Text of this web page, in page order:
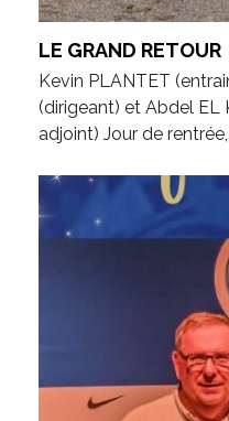
LE GRAND RETOUR
Kevin PLANTET
(dirigeant) et Abdel EL
adjoint) Jour de